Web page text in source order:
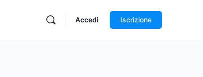
Accedi Iscrizione